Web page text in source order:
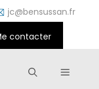
jc@bensussan.fr
contacter
Menu